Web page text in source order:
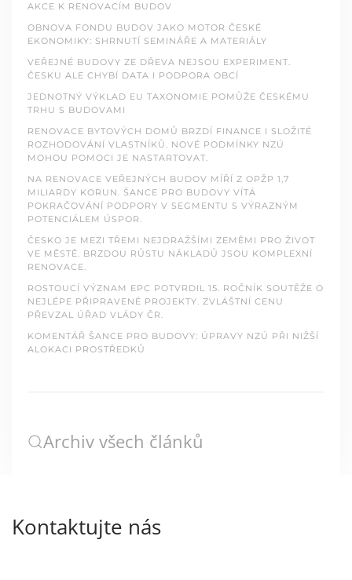
AKCE K RENOVACÍM BUDOV
OBNOVA FONDU BUDOV JAKO MOTOR ČESKÉ
EKONOMIKY: SHRNUTÍ SEMINÁŘE A MATERIÁLY
VEŘEJNÉ BUDOVY ZE DŘEVA NEJSOU EXPERIMENT.
ČESKU ALE CHYBÍ DATA I PODPORA OBCÍ
JEDNOTNÝ VÝKLAD EU TAXONOMIE POMŮŽE ČESKÉMU
TRHU S BUDOVAMI
RENOVACE BYTOVÝCH DOMŮ BRZDÍ FINANCE I SLOŽITÉ
ROZHODOVÁNÍ VLASTNÍKŮ. NOVÉ PODMÍNKY NZÚ
MOHOU POMOCI JE NASTARTOVAT.
NA RENOVACE VEŘEJNÝCH BUDOV MÍŘÍ Z OPŽP 1,7
MILIARDY KORUN. ŠANCE PRO BUDOVY VÍTÁ
POKRAČOVÁNÍ PODPORY V SEGMENTU S VÝRAZNÝM
POTENCIÁLEM ÚSPOR.
ČESKO JE MEZI TŘEMI NEJDRAŽŠÍMI ZEMĚMI PRO ŽIVOT
VE MĚSTĚ. BRZDOU RŮSTU NÁKLADŮ JSOU KOMPLEXNÍ
RENOVACE.
ROSTOUCÍ VÝZNAM EPC POTVRDIL 15. ROČNÍK SOUTĚŽE O
NEJLÉPE PŘIPRAVENÉ PROJEKTY. ZVLÁŠTNÍ CENU
PŘEVZAL ÚŘAD VLÁDY ČR.
KOMENTÁŘ ŠANCE PRO BUDOVY: ÚPRAVY NZÚ PŘI NIŽŠÍ
ALOKACI PROSTŘEDKŮ
Archiv všech článků
Kontaktujte nás